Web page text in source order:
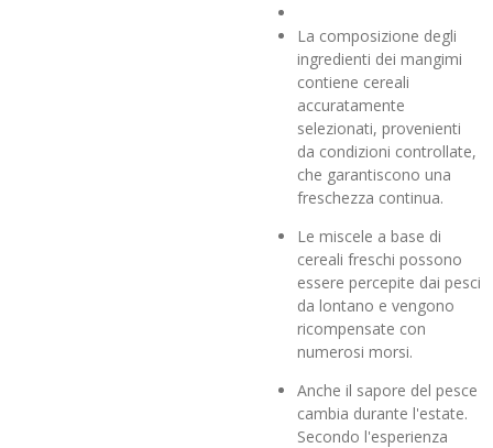
La composizione degli
ingredienti dei mangimi
contiene cereali
accuratamente
selezionati, provenienti
da condizioni controllate,
che garantiscono una
freschezza continua.
Le miscele a base di
cereali freschi possono
essere percepite dai pesci
da lontano e vengono
ricompensate con
numerosi morsi.
Anche il sapore del pesce
cambia durante l'estate.
Secondo l'esperienza